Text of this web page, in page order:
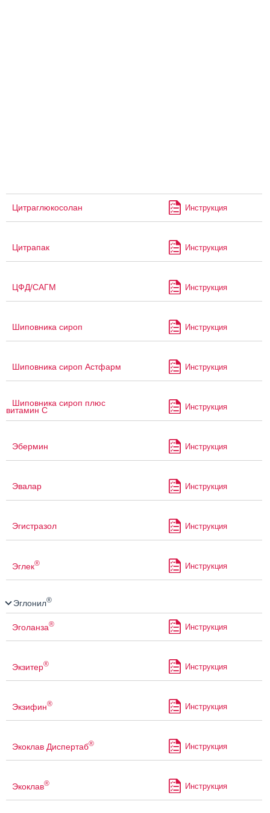
Цитраглюкосолан Инструкция
Цитрапак Инструкция
ЦФД/САГМ Инструкция
Шиповника сироп Инструкция
Шиповника сироп Астфарм Инструкция
Шиповника сироп плюс
витамин С Инструкция
Эбермин Инструкция
Эвалар Инструкция
Эгистразол Инструкция
Эглек® Инструкция
Эглонил®
Эголанза® Инструкция
Экзитер® Инструкция
Экзифин® Инструкция
Экоклав Диспертаб® Инструкция
Экоклав® Инструкция